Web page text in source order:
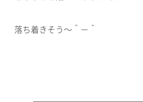
落ち着きそう～＾－＾